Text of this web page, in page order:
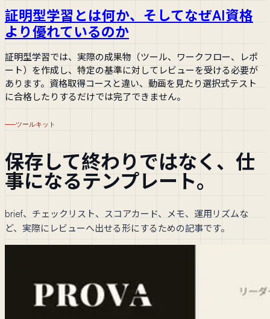
証明型学習とは何か、そしてなぜAI資格
より優れているのか
証明型学習では、実際の成果物（ツール、ワークフロー、レポ
ート）を作成し、特定の基準に対してレビューを受ける必要が
あります。資格取得コースと違い、動画を見たり選択式テスト
に合格したりするだけでは完了できません。
ツールキット
保存して終わりではなく、仕
事になるテンプレート。
brief、チェックリスト、スコアカード、メモ、運用リズムな
ど、実際にレビューへ出せる形にするための記事です。